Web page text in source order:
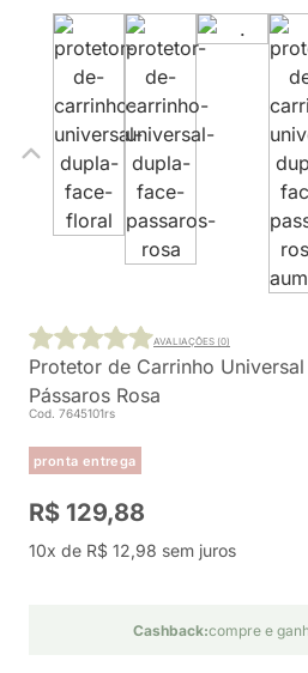
Protetor de Carrinho
Pássaros Rosa
Cod. 7645101rs
pronta entrega
AVALIAÇÕES (0)
R$ 129,88
10x de R$ 12,98 sem juros
Cashback:compre e